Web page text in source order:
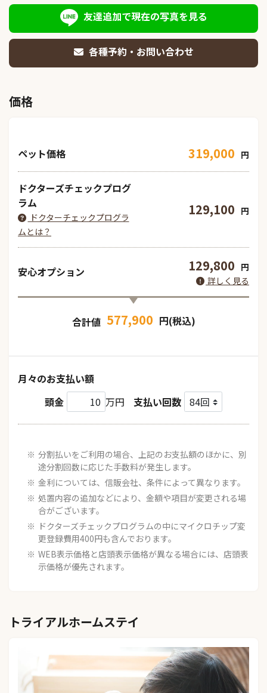
友達追加で現在の写真を見る
各種予約・お問い合わせ
価格
ペット価格 319,000 円
ドクターズチェックプログ
ラム
ドクターチェックプログラ
ムとは？
129,100 円
安心オプション 129,800 円
詳しく見る
合計値 577,900 円(税込)
月々のお支払い額
頭金
万円 支払い回数
分割払いをご利用の場合、上記のお支払額のほかに、別
途分割回数に応じた手数料が発生します。
金利については、信販会社、条件によって異なります。
処置内容の追加などにより、金額や項目が変更される場
合がございます。
ドクターズチェックプログラムの中にマイクロチップ変
更登録費用400円も含んでおります。
WEB表示価格と店頭表示価格が異なる場合には、店頭表
示価格が優先されます。
トライアルホームステイ